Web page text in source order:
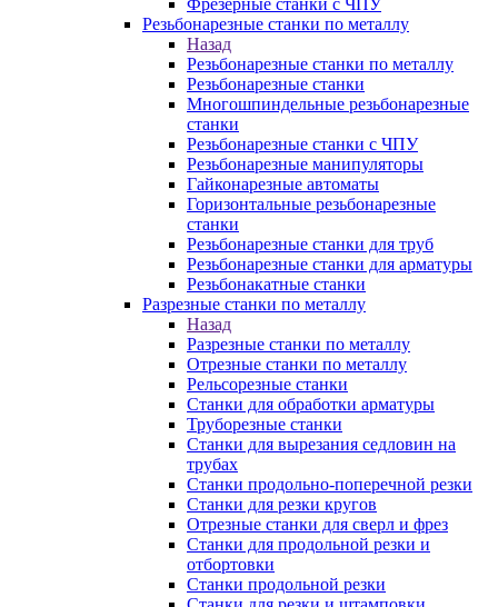
Фрезерные станки с ЧПУ
Резьбонарезные станки по металлу
Назад
Резьбонарезные станки по металлу
Резьбонарезные станки
Многошпиндельные резьбонарезные
станки
Резьбонарезные станки с ЧПУ
Резьбонарезные манипуляторы
Гайконарезные автоматы
Горизонтальные резьбонарезные
станки
Резьбонарезные станки для труб
Резьбонарезные станки для арматуры
Резьбонакатные станки
Разрезные станки по металлу
Назад
Разрезные станки по металлу
Отрезные станки по металлу
Рельсорезные станки
Станки для обработки арматуры
Труборезные станки
Станки для вырезания седловин на
трубаx
Станки продольно-поперечной резки
Станки для резки кругов
Отрезные станки для сверл и фрез
Станки для продольной резки и
отбортовки
Станки продольной резки